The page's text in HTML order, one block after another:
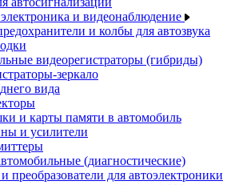
и видеонаблюдение
и колбы для автозвука
видеорегистраторы (гибриды)
зеркало
вида
и карты памяти в автомобиль
и усилители
(диагностические)
преобразователи для автоэлектроники